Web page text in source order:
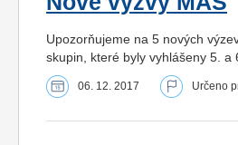
Upozorňujeme na 5 nových
skupin, které byly vyhlášeny 5. a
06. 12. 2017 Určeno